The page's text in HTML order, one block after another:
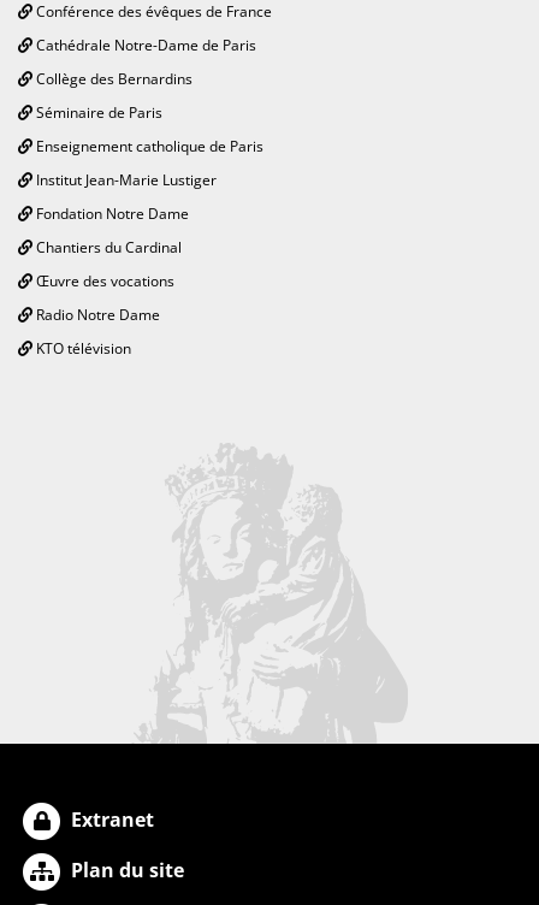
Conférence des évêques de France
Cathédrale Notre-Dame de Paris
Collège des Bernardins
Séminaire de Paris
Enseignement catholique de Paris
Institut Jean-Marie Lustiger
Fondation Notre Dame
Chantiers du Cardinal
Œuvre des vocations
Radio Notre Dame
KTO télévision
Extranet
Plan du site